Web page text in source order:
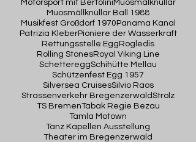
Motorsport mit Bertolini Muosmälknüllar
Muosmällknüllar Ball 1988
Musikfest Großdorf 1970 Panama Kanal
Patrizia KleberPioniere der Wasserkraft
Rettungsstelle Egg Rogledis
Rolling StonesRoyal Viking Line
SchettereggSchihütte Mellau
Schützenfest Egg 1957
Silversea CruisesSilvio Raos
Strassenverkehr BregenzerwaldStrolz
TS BremenTabak Regie Bezau
Tamla Motown
Tanz Kapellen Ausstellung
Theater im Bregenzerwald